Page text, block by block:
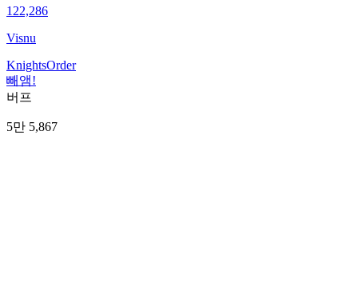
122,286
Visnu
KnightsOrder
빼앰!
버프
5만 5,867